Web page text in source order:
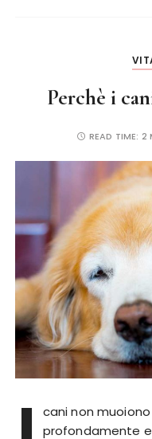
Perchè i
READ TIME: 2
cani non
profondamente